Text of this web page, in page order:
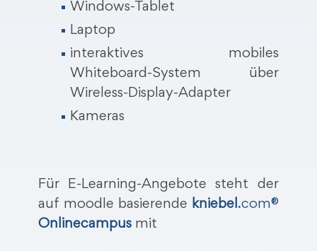
Windows-Tablet
Laptop
interaktives mobiles
Whiteboard-System über
Wireless-Display-Adapter
Kameras
Für E-Learning-Angebote steht der
auf moodle basierende kniebel .com®
Onlinecampus mit